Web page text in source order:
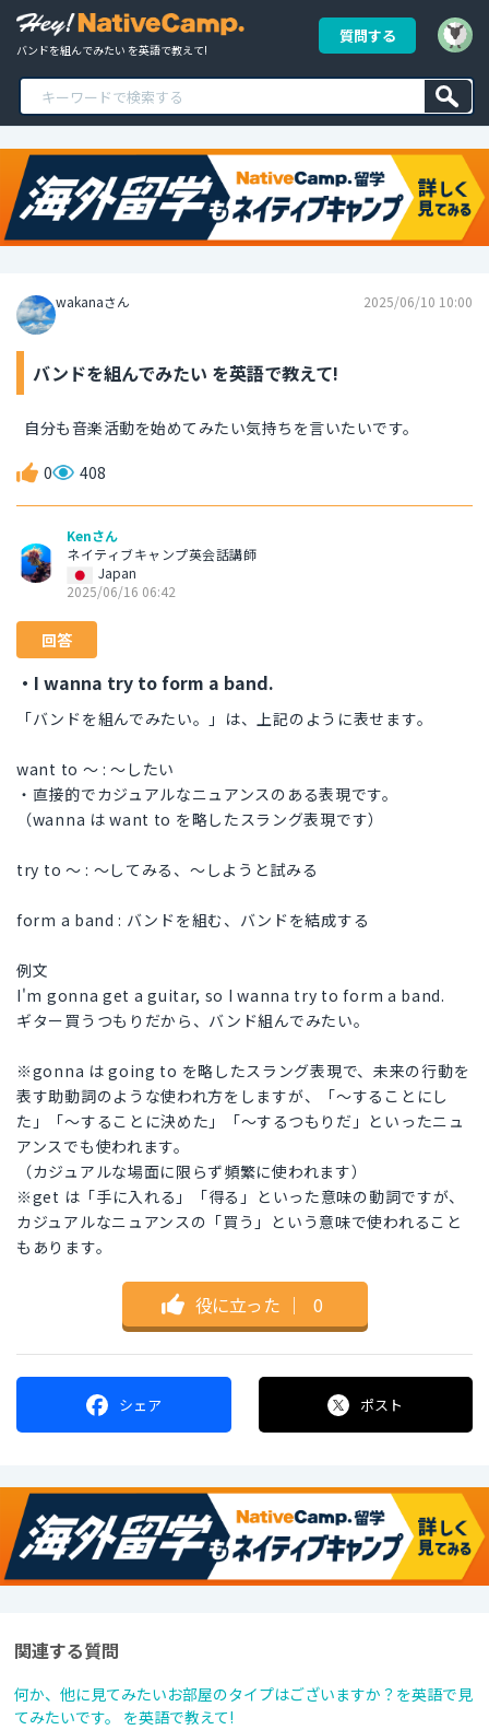
バンドを組んでみたい を英語で教えて!
質問する
wakanaさん 2025/06/10 10:00
バンドを組んでみたい を英語で教えて!
自分も音楽活動を始めてみたい気持ちを言いたいです。
0 408
Kenさん
ネイティブキャンプ英会話講師
Japan
2025/06/16 06:42
回答
・I wanna try to form a band.
「バンドを組んでみたい。」は、上記のように表せます。
want to 〜 : 〜したい
・直接的でカジュアルなニュアンスのある表現です。
（wanna は want to を略したスラング表現です）
try to 〜 : 〜してみる、〜しようと試みる
form a band : バンドを組む、バンドを結成する
例文
I'm gonna get a guitar, so I wanna try to form a band.
ギター買うつもりだから、バンド組んでみたい。
※gonna は going to を略したスラング表現で、未来の行動を
表す助動詞のような使われ方をしますが、「〜することにし
た」「〜することに決めた」「〜するつもりだ」といったニュ
アンスでも使われます。
（カジュアルな場面に限らず頻繁に使われます）
※get は「手に入れる」「得る」といった意味の動詞ですが、
カジュアルなニュアンスの「買う」という意味で使われること
もあります。
役に立った ｜ 0
シェア ポスト
関連する質問
何か、他に見てみたいお部屋のタイプはございますか？を英語で見
てみたいです。 を英語で教えて!